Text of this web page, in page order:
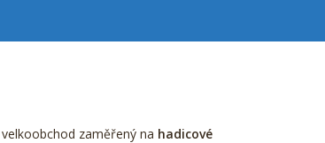
zaměřený na hadicové